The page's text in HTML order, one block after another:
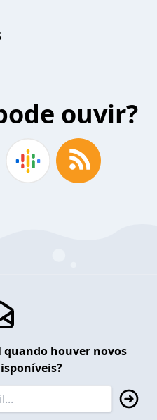
ouvir?
quando houver novos